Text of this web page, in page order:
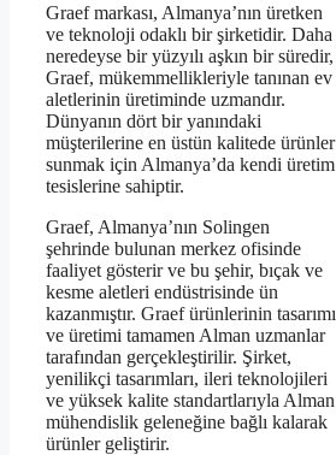
Graef markası, Almanya’nın üretken
ve teknoloji odaklı bir şirketidir. Daha
neredeyse bir yüzyılı aşkın bir süredir,
Graef, mükemmellikleriyle tanınan ev
aletlerinin üretiminde uzmandır.
Dünyanın dört bir yanındaki
müşterilerine en üstün kalitede ürünler
sunmak için Almanya’da kendi üretim
tesislerine sahiptir.
Graef, Almanya’nın Solingen
şehrinde bulunan merkez ofisinde
faaliyet gösterir ve bu şehir, bıçak ve
kesme aletleri endüstrisinde ün
kazanmıştır. Graef ürünlerinin tasarımı
ve üretimi tamamen Alman uzmanlar
tarafından gerçekleştirilir. Şirket,
yenilikçi tasarımları, ileri teknolojileri
ve yüksek kalite standartlarıyla Alman
mühendislik geleneğine bağlı kalarak
ürünler geliştirir.